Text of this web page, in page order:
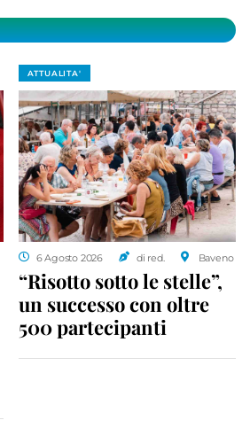
ATTUALITA'
6 Agosto 2026 di red. Baveno
“Risotto sotto le stelle”,
un successo con oltre
500 partecipanti